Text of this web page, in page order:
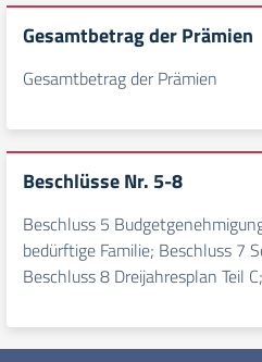
Gesamtbetrag der Prämien
Gesamtbetrag der Prämien
Beschlüsse Nr. 5-8
Beschluss 5
bedürftige Familie; Beschluss 7
Beschluss 8 Dreijahresplan Teil C;